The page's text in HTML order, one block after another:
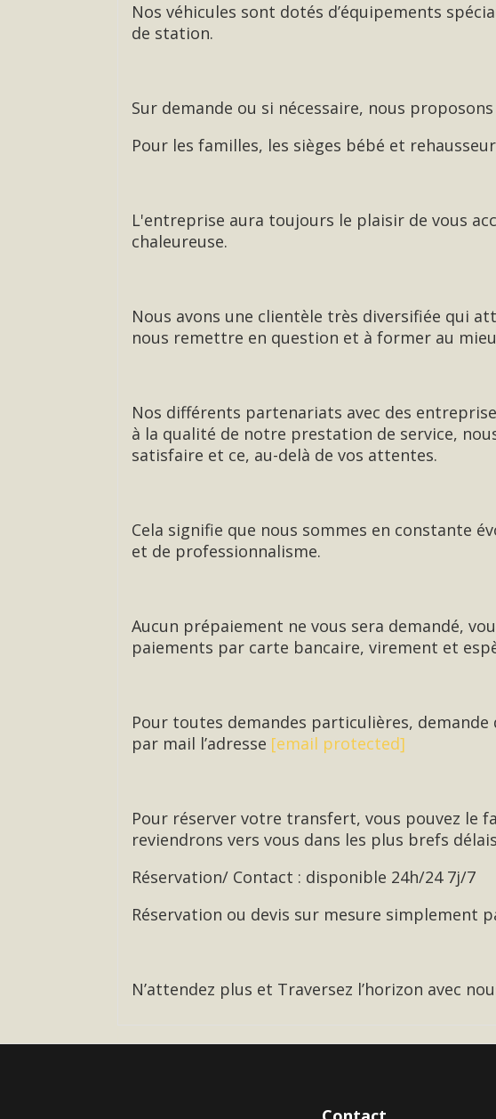
Nos véhicules sont dotés d’équipements
de station.
Sur demande ou si nécessaire, nous
Pour les familles, les sièges bébé et
L'entreprise aura toujours le plaisir de vous
chaleureuse.
Nous avons une clientèle très diversifiée qui
nous remettre en question et à former au
Nos différents partenariats avec des
à la qualité de notre prestation de service,
satisfaire et ce, au-delà de vos attentes.
Cela signifie que nous sommes en constante
et de professionnalisme.
Aucun prépaiement ne vous sera demandé,
paiements par carte bancaire, virement et
Pour toutes demandes particulières,
par mail l’adresse [email protected]
Pour réserver votre transfert, vous pouvez le
reviendrons vers vous dans les plus brefs
Réservation/ Contact : disponible 24h/24 7j/7
Réservation ou devis sur mesure simplement
N’attendez plus et Traversez l’horizon avec